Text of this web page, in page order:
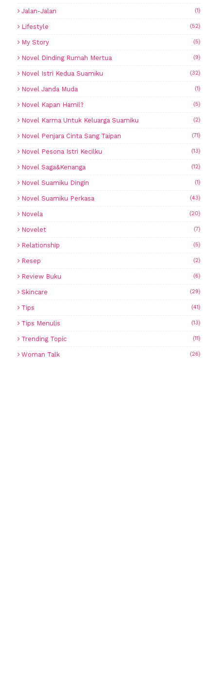
Jalan-Jalan (1)
Lifestyle (52)
My Story (5)
Novel Dinding Rumah Mertua (9)
Novel Istri Kedua Suamiku (32)
Novel Janda Muda (1)
Novel Kapan Hamil? (5)
Novel Karma Untuk Keluarga Suamiku (2)
Novel Penjara Cinta Sang Taipan (71)
Novel Pesona Istri Kecilku (13)
Novel Saga&Kenanga (12)
Novel Suamiku Dingin (1)
Novel Suamiku Perkasa (43)
Novela (20)
Novelet (7)
Relationship (5)
Resep (2)
Review Buku (6)
Skincare (29)
Tips (41)
Tips Menulis (13)
Trending Topic (11)
Woman Talk (26)